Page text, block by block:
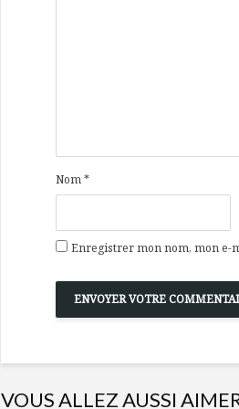
Nom*
Enregistrer mon nom, mon e-
VOUS ALLEZ AUSSI